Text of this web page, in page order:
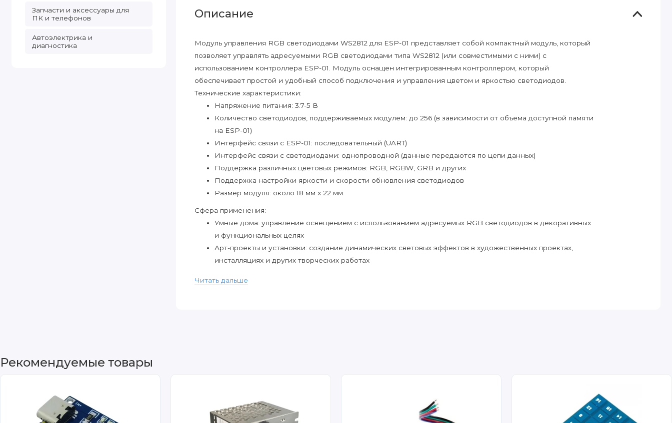
Запчасти и аксессуары для
ПК и телефонов
Автоэлектрика и
диагностика
Описание
Модуль управления RGB светодиодами WS2812 для ESP-01 представляет собой компактный модуль, который
позволяет управлять адресуемыми RGB светодиодами типа WS2812 (или совместимыми с ними) с
использованием контроллера ESP-01. Модуль оснащен интегрированным контроллером, который
обеспечивает простой и удобный способ подключения и управления цветом и яркостью светодиодов.
Технические характеристики:
Напряжение питания: 3.7-5 В
Количество светодиодов, поддерживаемых модулем: до 256 (в зависимости от объема доступной памяти
на ESP-01)
Интерфейс связи с ESP-01: последовательный (UART)
Интерфейс связи с светодиодами: однопроводной (данные передаются по цепи данных)
Поддержка различных цветовых режимов: RGB, RGBW, GRB и других
Поддержка настройки яркости и скорости обновления светодиодов
Размер модуля: около 18 мм x 22 мм
Сфера применения:
Умные дома: управление освещением с использованием адресуемых RGB светодиодов в декоративных
и функциональных целях
Арт-проекты и установки: создание динамических световых эффектов в художественных проектах,
инсталляциях и других творческих работах
других транспортных средствах
Читать дальше
Рекомендуемые товары